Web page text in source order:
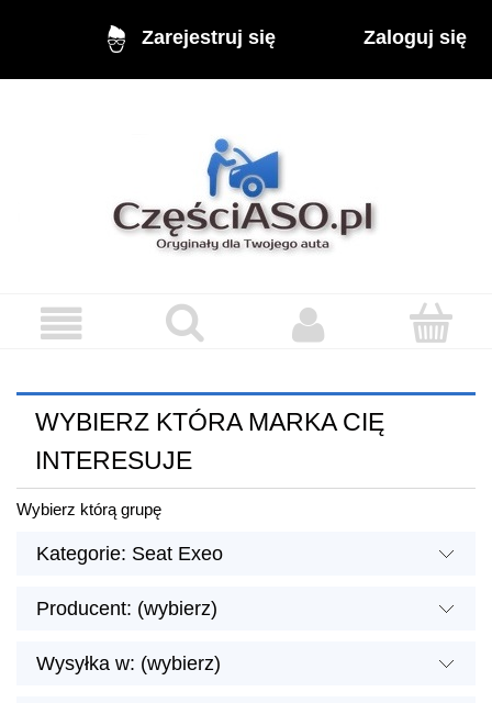
Zarejestruj się Zaloguj się
WYBIERZ KTÓRA MARKA CIĘ
INTERESUJE
Wybierz którą grupę
Kategorie: Seat Exeo
Producent: (wybierz)
Wysyłka w: (wybierz)